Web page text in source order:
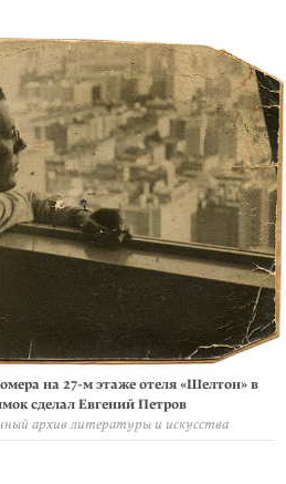
на 27-м этаже отеля «Шелтон» в
сделал Евгений Петров
архив литературы и искусства